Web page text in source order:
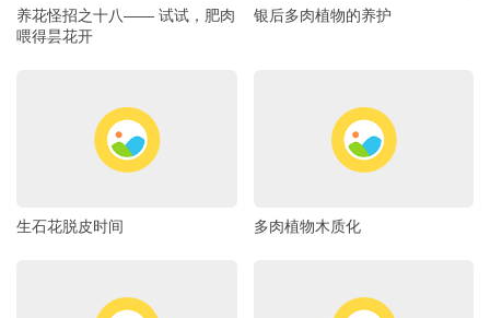
养花怪招之十八―― 试试，肥肉
喂得昙花开
银后多肉植物的养护
生石花脱皮时间 多肉植物木质化